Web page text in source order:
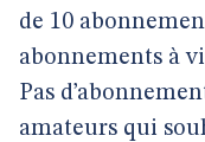
de 10
abonnements à
Pas
amateurs qui